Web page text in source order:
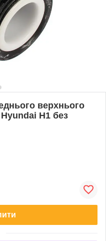
верхнього
H1 без